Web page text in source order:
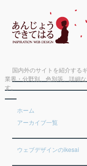
国内外のサイトを紹介する
業界・分野別、色別等、詳細
す。
ホーム
アーカイブ一覧
ウェブデザインのikesai